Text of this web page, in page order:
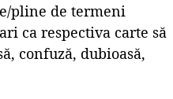
pline de termeni
ca respectiva carte să
confuză, dubioasă,